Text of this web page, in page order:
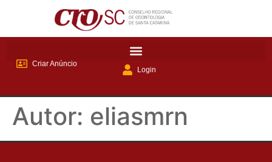
Criar Anúncio
Login
Autor: eliasmrn